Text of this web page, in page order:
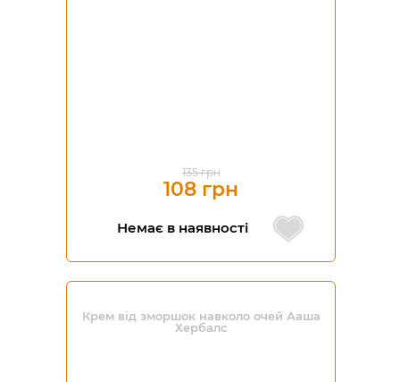
135 грн
108 грн
Немає в наявності
Крем від зморшок навколо очей Ааша
Хербалс